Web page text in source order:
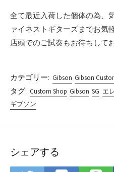
全て最近入荷した個体の為、
ァイネストギターズまでお気
店頭でのご試奏もお待ちして
カテゴリー: Gibson Gibson
タグ: Custom Shop Gibson SG エ
ギブソン
シェアする